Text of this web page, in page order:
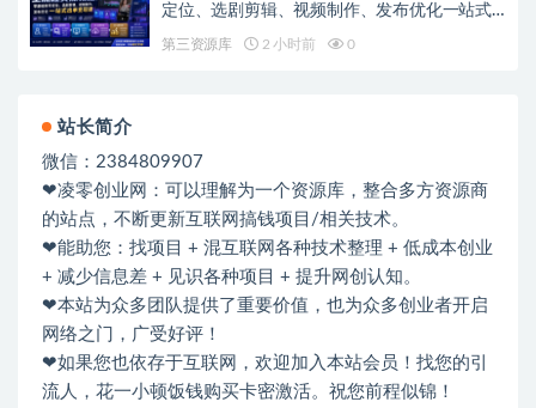
定位、选剧剪辑、视频制作、发布优化一站式
第三资源库 2 小时前 0
站长简介
微信：2384809907
❤凌零创业网：可以理解为一个资源库，整合多方资源商
的站点，不断更新互联网搞钱项目/相关技术。
❤能助您：找项目 + 混互联网各种技术整理 + 低成本创业
+ 减少信息差 + 见识各种项目 + 提升网创认知。
❤本站为众多团队提供了重要价值，也为众多创业者开启
网络之门，广受好评！
❤如果您也依存于互联网，欢迎加入本站会员！找您的引
流人，花一小顿饭钱购买卡密激活。祝您前程似锦！